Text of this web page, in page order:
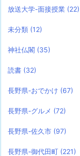
放送大学-面接授業 (22)
未分類 (12)
神社仏閣 (35)
読書 (32)
長野県-おでかけ (67)
長野県-グルメ (72)
長野県-佐久市 (97)
長野県-御代田町 (221)